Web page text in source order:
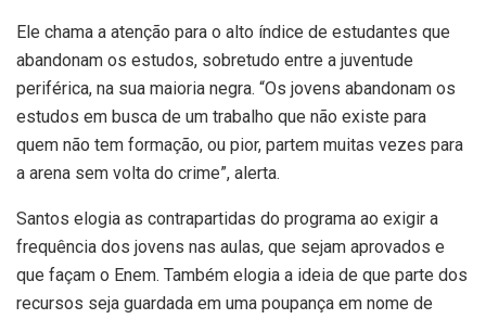
Ele chama a atenção para o alto índice de estudantes que
abandonam os estudos, sobretudo entre a juventude
periférica, na sua maioria negra. “Os jovens abandonam os
estudos em busca de um trabalho que não existe para
quem não tem formação, ou pior, partem muitas vezes para
a arena sem volta do crime”, alerta.
Santos elogia as contrapartidas do programa ao exigir a
frequência dos jovens nas aulas, que sejam aprovados e
que façam o Enem. Também elogia a ideia de que parte dos
recursos seja guardada em uma poupança em nome de